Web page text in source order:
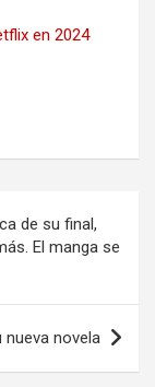
en 2024
de su final,
El manga se
nueva novela